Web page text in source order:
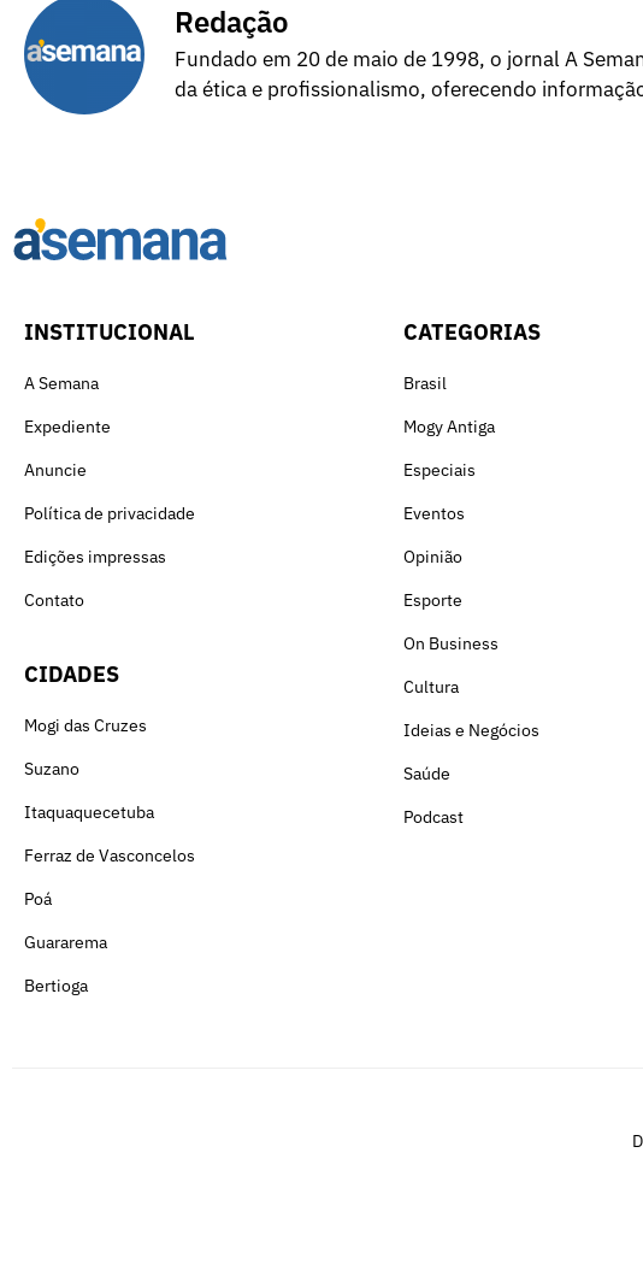
Redação
Fundado em 20 de maio de 1998, o jornal A
da ética e profissionalismo, oferecendo
INSTITUCIONAL
A Semana
Expediente
Anuncie
Política de privacidade
Edições impressas
Contato
CIDADES
Mogi das Cruzes
Suzano
Itaquaquecetuba
Ferraz de Vasconcelos
Poá
Guararema
Bertioga
CATEGORIAS
Brasil
Mogy Antiga
Especiais
Eventos
Opinião
Esporte
On Business
Cultura
Ideias e Negócios
Saúde
Podcast